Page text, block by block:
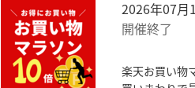
2026年07月
開催終了
楽天お買い物